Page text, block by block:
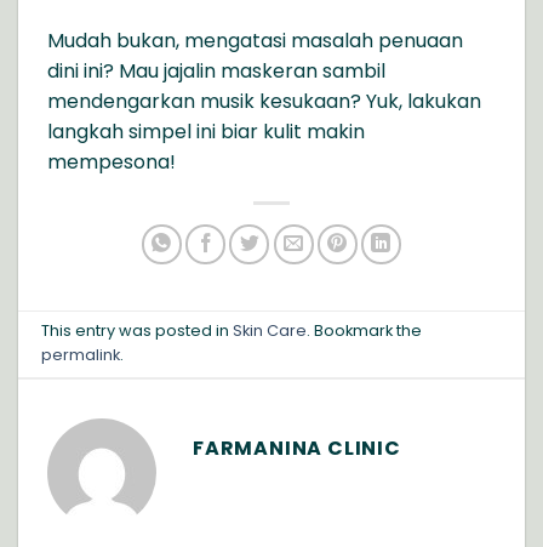
Mudah bukan, mengatasi masalah penuaan
dini ini? Mau jajalin maskeran sambil
mendengarkan musik kesukaan? Yuk, lakukan
langkah simpel ini biar kulit makin
mempesona!
This entry was posted inSkin Care. Bookmark the
permalink.
FARMANINA CLINIC